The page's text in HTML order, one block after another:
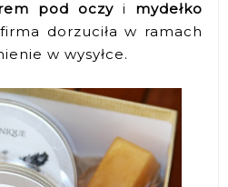
pod oczyi mydełko
dorzuciła w ramach
w wysyłce.